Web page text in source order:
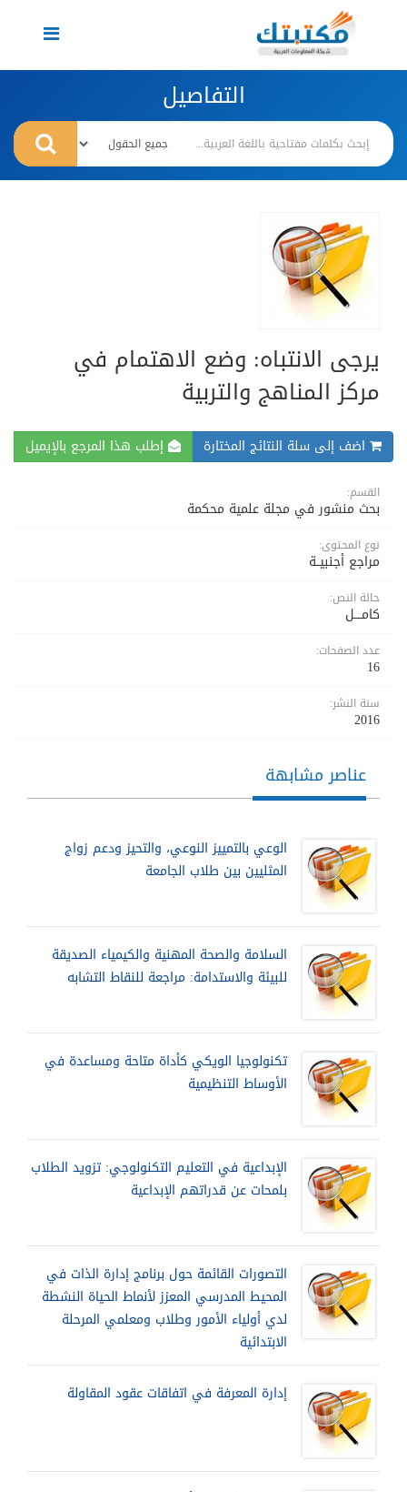
Toggle
navigation
التفاصيل
يرجى الانتباه: وضع الاهتمام في
مركز المناهج والتربية
اضف إلى سلة النتائج المختارة إطلب هذا المرجع بالإيميل
القسم:
بحث منشور في مجلة علمية محكمة
نوع المحتوى:
مراجع أجنبيــة
حالة النص:
كامــــل
عدد الصفحات:
16
سنة النشر:
2016
عناصر مشابهة
الوعي بالتمييز النوعي، والتحيز ودعم زواج
المثليين بين طلاب الجامعة
السلامة والصحة المهنية والكيمياء الصديقة
للبيئة والاستدامة: مراجعة للنقاط التشابه
تكنولوجيا الويكي كأداة متاحة ومساعدة في
الأوساط التنظيمية
الإبداعية في التعليم التكنولوجي: تزويد الطلاب
بلمحات عن قدراتهم الإبداعية
التصورات القائمة حول برنامج إدارة الذات في
المحيط المدرسي المعزز لأنماط الحياة النشطة
لدي أولياء الأمور وطلاب ومعلمي المرحلة
الابتدائية
إدارة المعرفة في اتفاقات عقود المقاولة